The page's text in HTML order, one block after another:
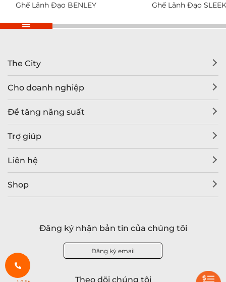
Ghế Lãnh Đạo BENLEY Ghế Lãnh Đạo SLEEK
The City
Cho doanh nghiệp
Để tăng năng suất
Trợ giúp
Liên hệ
Shop
Đăng ký nhận bản tin của chúng tôi
Đăng ký email
Theo dõi chúng tôi